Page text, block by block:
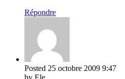
Répondre
Posted 25 octobre 2009 9:47
by Ele